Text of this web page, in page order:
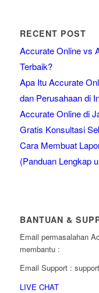
RECENT POST
Accurate Online vs
Terbaik?
Apa Itu Accurate
dan Perusahaan di
Accurate Online di
Gratis Konsultasi
Cara Membuat
(Panduan Lengkap
BANTUAN &
Email permasalahan
membantu :
Email Support :
LIVE CHAT